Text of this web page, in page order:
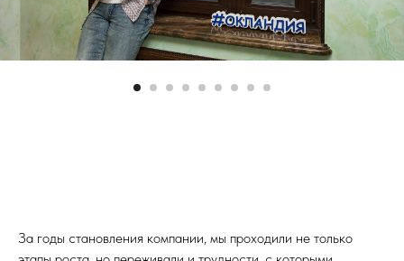
За годы становления компании, мы проходили не только